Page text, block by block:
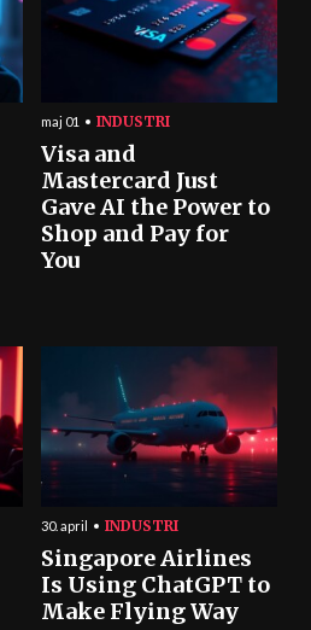
maj 01 INDUSTRI
Visa and
Mastercard Just
Gave AI the Power to
Shop and Pay for
You
30. april INDUSTRI
Singapore Airlines
Is Using ChatGPT to
Make Flying Way